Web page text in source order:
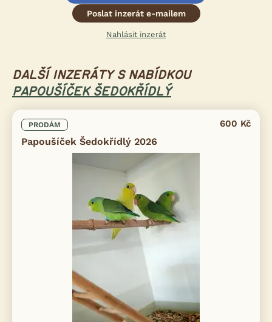
Poslat inzerát e-mailem
Nahlásit inzerát
DALŠÍ INZERÁTY S NABÍDKOU
PAPOUŠÍČEK ŠEDOKŘÍDLÝ
PRODÁM
Papoušíček Šedokřídlý 2026
600 Kč